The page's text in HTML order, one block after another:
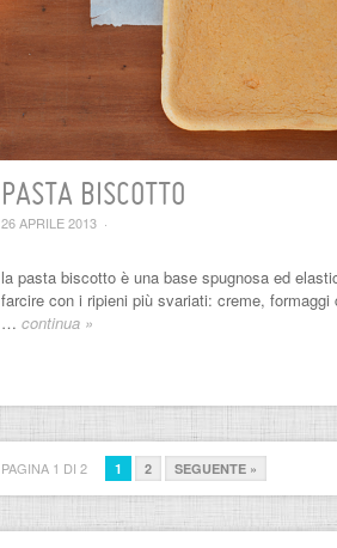
PASTA BISCOTTO
26 APRILE 2013 ·
la pasta biscotto è una base spugnosa ed
farcire con i ripieni più svariati: creme,
… continua »
PAGINA 1 DI 2 1 2 SEGUENTE »